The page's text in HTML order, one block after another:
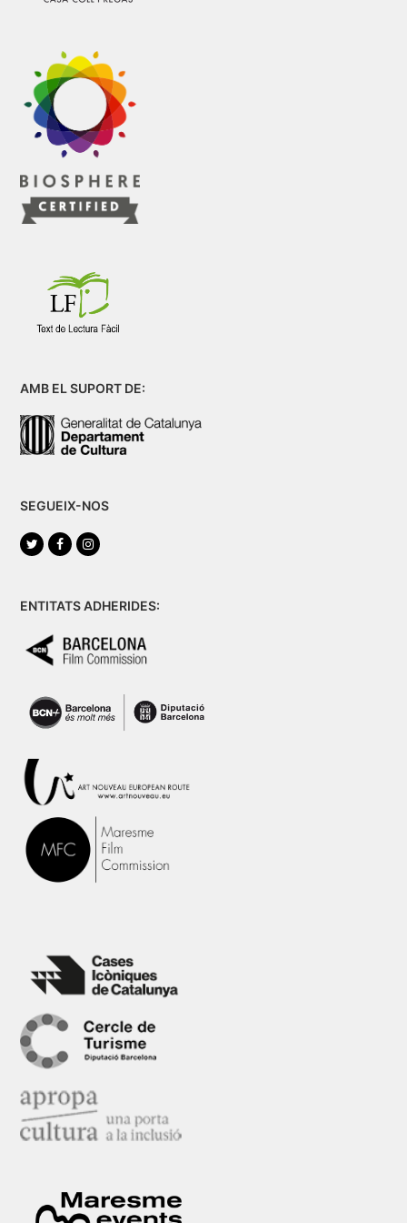
AMB EL SUPORT DE:
SEGUEIX-NOS
TwitterFacebookInstagram
ENTITATS ADHERIDES: